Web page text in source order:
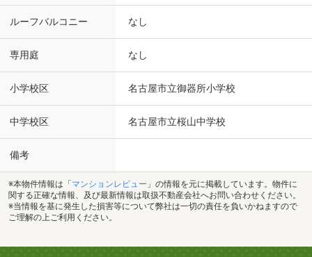
ルーフバルコニー なし
専用庭 なし
小学校区 名古屋市立御器所小学校
中学校区 名古屋市立桜山中学校
備考
※本物件情報は「 マンションレビュー 」の情報を元に掲載しています。物件に
関する正確な情報、及び最新情報は取扱不動産会社へお問い合わせください。
※当情報を基に発生した損害等について弊社は一切の責任を負いかねますので
ご理解の上ご利用ください。